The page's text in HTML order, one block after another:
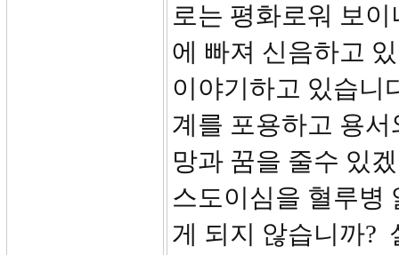
로는 평화로워 보
에 빠져 신음하고
이야기하고 있습니
계를 포용하고 용
망과 꿈을 줄수 있
스도이심을 혈루병
게 되지 않습니까?